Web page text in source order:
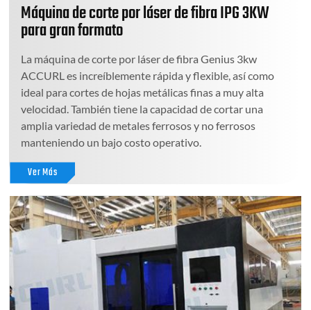
Máquina de corte por láser de fibra IPG 3KW
para gran formato
La máquina de corte por láser de fibra Genius 3kw
ACCURL es increíblemente rápida y flexible, así como
ideal para cortes de hojas metálicas finas a muy alta
velocidad. También tiene la capacidad de cortar una
amplia variedad de metales ferrosos y no ferrosos
manteniendo un bajo costo operativo.
Ver Más